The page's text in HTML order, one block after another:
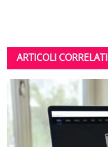
ARTICOLI CORRELATI